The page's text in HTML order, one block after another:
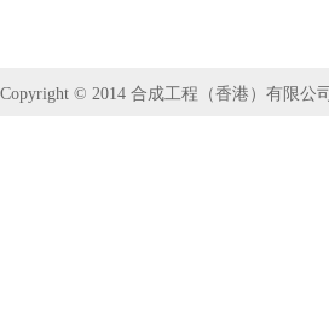
Copyright © 2014 合成工程（香港）有限公司